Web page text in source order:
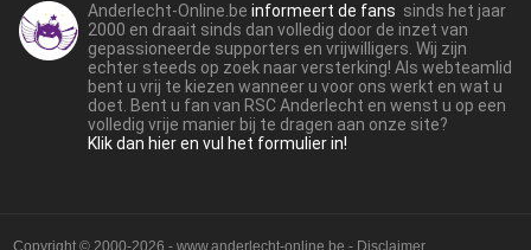
Anderlecht-Online.beinformeert de fans sinds het jaar
2000 en draait sinds dan volledig door de inzet van
gepassioneerde supporters en vrijwilligers. Wij zijn
echter steeds op zoek naar versterking! Als webteamlid
bent u vrij te kiezen wanneer u voor ons werkt en wat u
doet. Bent u fan van RSC Anderlecht en wenst u op een
volledig vrije manier bij te dragen aan onze site?
Klik dan hier en vul het formulier in!